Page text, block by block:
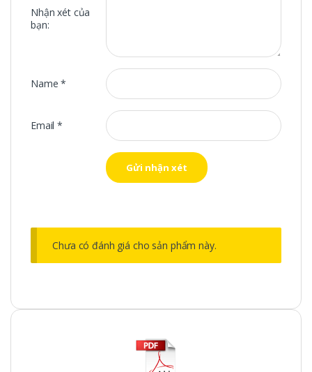
Nhận xét của
bạn:
Name*
Email*
Chưa có đánh giá cho sản phẩm này.